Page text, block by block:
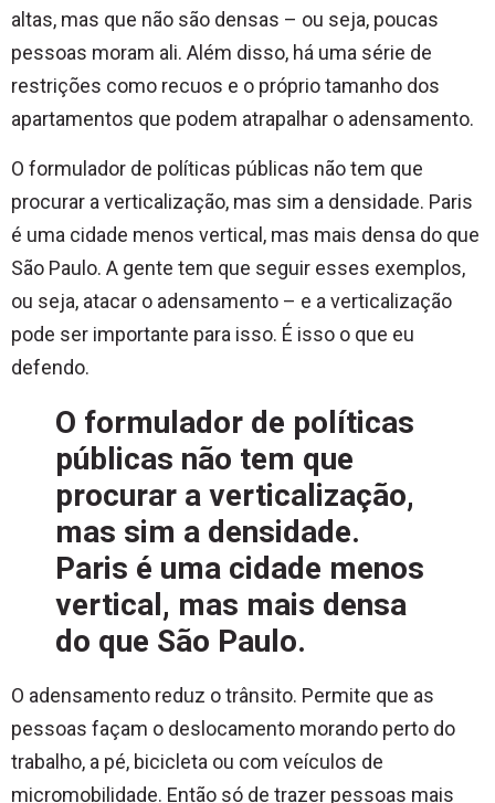
altas, mas que não são densas – ou seja, poucas
pessoas moram ali. Além disso, há uma série de
restrições como recuos e o próprio tamanho dos
apartamentos que podem atrapalhar o adensamento.
O formulador de políticas públicas não tem que
procurar a verticalização, mas sim a densidade. Paris
é uma cidade menos vertical, mas mais densa do que
São Paulo. A gente tem que seguir esses exemplos,
ou seja, atacar o adensamento – e a verticalização
pode ser importante para isso. É isso o que eu
defendo.
O formulador de políticas
públicas não tem que
procurar a verticalização,
mas sim a densidade.
Paris é uma cidade menos
vertical, mas mais densa
do que São Paulo.
O adensamento reduz o trânsito. Permite que as
pessoas façam o deslocamento morando perto do
trabalho, a pé, bicicleta ou com veículos de
micromobilidade. Então só de trazer pessoas mais